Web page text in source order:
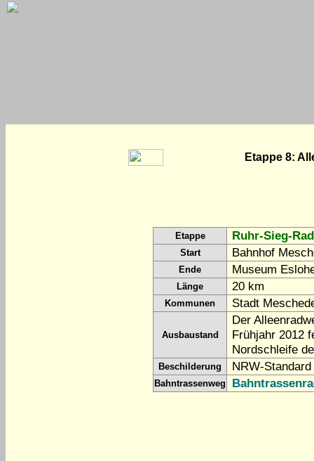
Etappe 8:
Etappe Ruhr-Sieg-
Start Bahnhof
Ende Museum
Länge 20 km
Kommunen Stadt
Ausbaustand
Der
Frühjahr 2012
Nordschleife
Beschilderung NRW-
Bahntrassenweg